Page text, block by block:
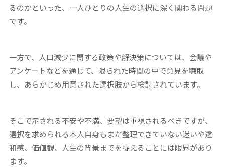
るのかといった、一人ひとりの人生の選択に深く関わる問題
です。
一方で、人口減少に関する政策や解決策については、会議や
アンケートなどを通じて、限られた時間の中で意見を聴取
し、あらかじめ用意された選択肢から検討されています。
そこで示される不安や不満、要望は重視されるべきですが、
選択を求められる本人自身もまだ整理できていない迷いや違
和感、価値観、人生の背景までを捉えることには限界があり
ます。